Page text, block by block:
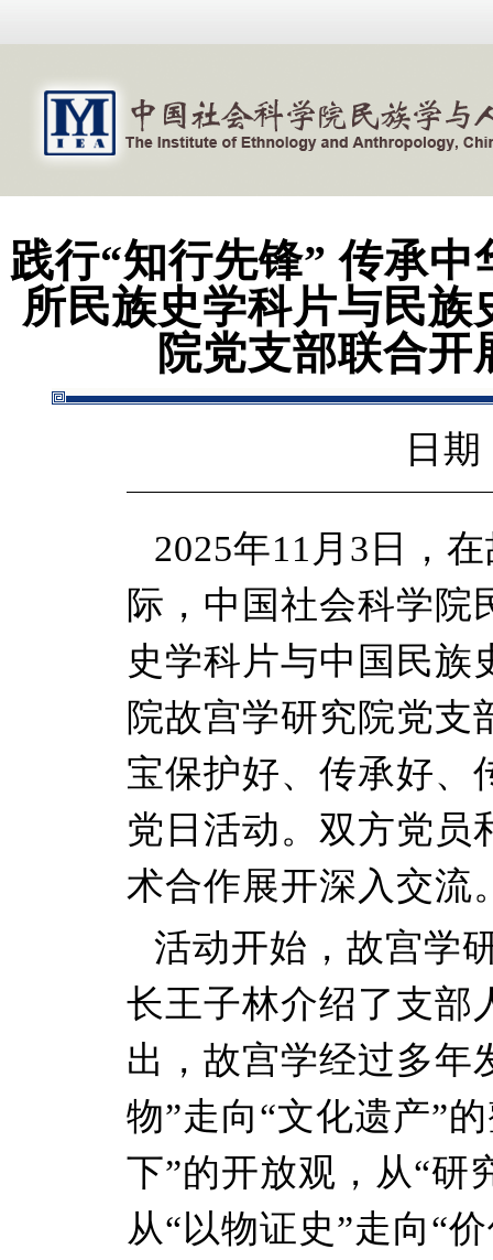
践行“知行先锋” 传承
所民族史学科片与民
院党支部联合
日
2025年11月3日，
际，中国社会科学院
史学科片与中国民族
院故宫学研究院党支
宝保护好、传承好、
党日活动。双方党员
术合作展开深入交流
活动开始，故宫学
长王子林介绍了支部
出，故宫学经过多年
物”走向“文化遗产”
下”的开放观，从“研
从“以物证史”走向“